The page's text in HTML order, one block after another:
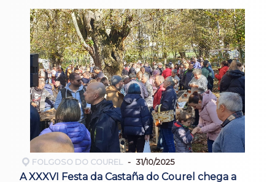
FOLGOSO DO COUREL 31/10/2025
A XXXVI Festa da Castaña do Courel chega a